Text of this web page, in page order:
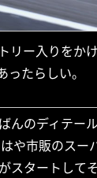
リー入りをか
たらしい。
んのディテー
や市販のスー
スタートして